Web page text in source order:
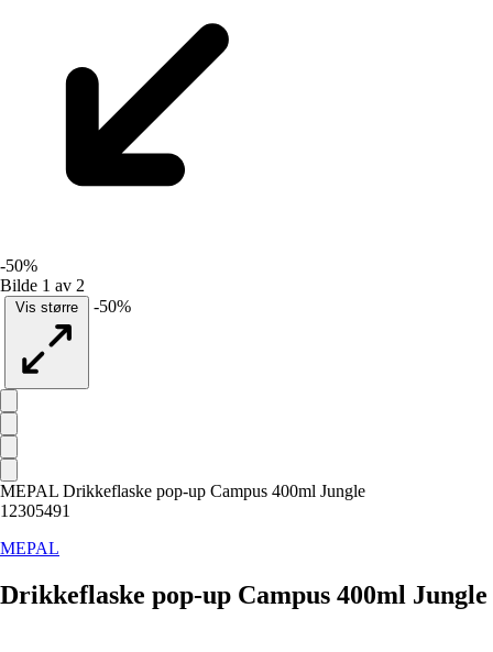
-50%
Bilde 1 av 2
Vis større -50%
MEPAL Drikkeflaske pop-up Campus 400ml Jungle
12305491
MEPAL
Drikkeflaske pop-up Campus 400ml Jungle